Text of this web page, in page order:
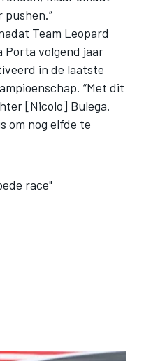
Team Leopard
Porta volgend jaar
in de laatste
“Met dit
[Nicolo] Bulega.
om nog elfde te
race"